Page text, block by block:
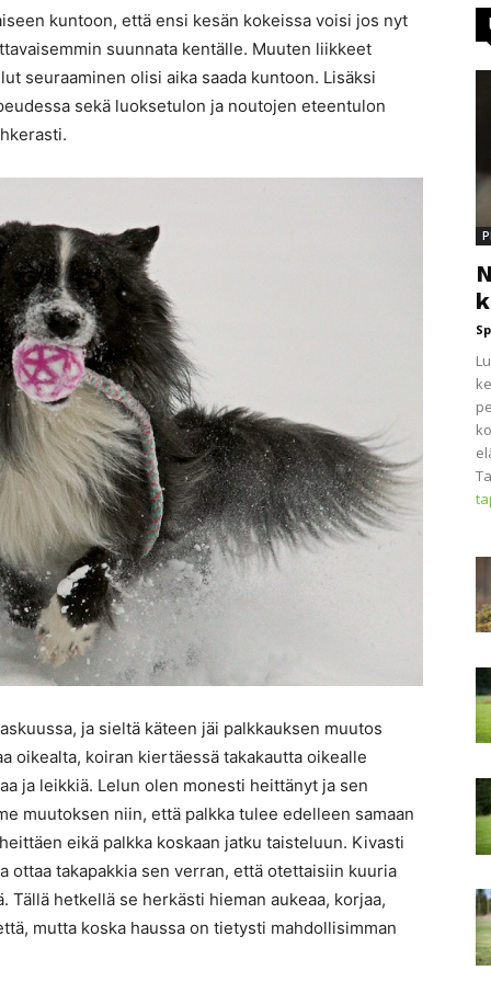
kuntoon, että ensi kesän kokeissa voisi jos nyt
suunnata kentälle. Muuten liikkeet
seuraaminen olisi aika saada kuntoon. Lisäksi
sekä luoksetulon ja noutojen eteentulon
ja sieltä käteen jäi palkkauksen muutos
oikealta, koiran kiertäessä takakautta oikealle
ja leikkiä. Lelun olen monesti heittänyt ja sen
muutoksen niin, että palkka tulee edelleen samaan
eikä palkka koskaan jatku taisteluun. Kivasti
ottaa takapakkia sen verran, että otettaisiin kuuria
Tällä hetkellä se herkästi hieman aukeaa, korjaa,
mutta koska haussa on tietysti mahdollisimman